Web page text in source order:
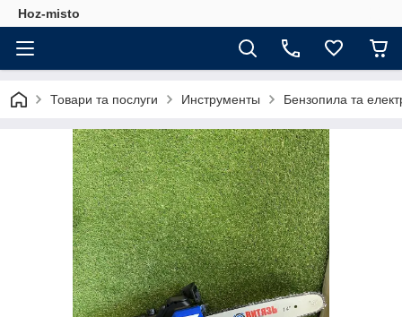
Hoz-misto
Товари та послуги Инструменты Бензопила та